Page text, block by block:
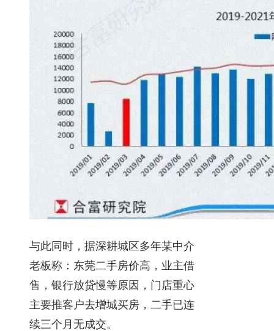
与此同时，据深耕城区多年某中介
老板称：东莞二手房价高，业主借
售，银行放贷慢等原因，门店重心
主要推客户去增城买房，二手已连
续三个月无成交。